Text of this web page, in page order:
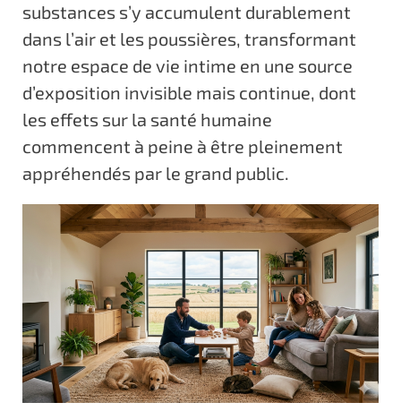
substances s’y accumulent durablement
dans l’air et les poussières, transformant
notre espace de vie intime en une source
d’exposition invisible mais continue, dont
les effets sur la santé humaine
commencent à peine à être pleinement
appréhendés par le grand public.